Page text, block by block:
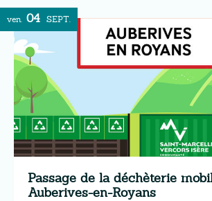
ven. 04 SEPT.
Passage de la déchèterie
Auberives-en-Royans